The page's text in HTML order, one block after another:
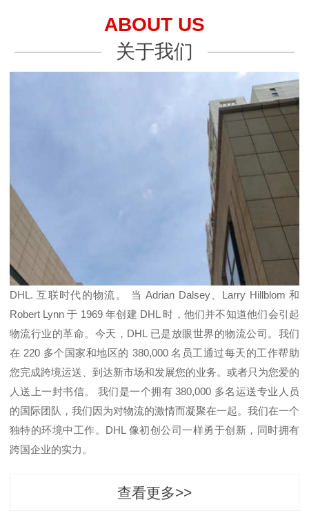
ABOUT US
关于我们
DHL. 互联时代的物流。 当 Adrian Dalsey、Larry Hillblom 和
Robert Lynn 于 1969 年创建 DHL 时，他们并不知道他们会引起
物流行业的革命。今天，DHL 已是放眼世界的物流公司。我们
在 220 多个国家和地区的 380,000 名员工通过每天的工作帮助
您完成跨境运送、到达新市场和发展您的业务。或者只为您爱的
人送上一封书信。 我们是一个拥有 380,000 多名运送专业人员
的国际团队，我们因为对物流的激情而凝聚在一起。我们在一个
独特的环境中工作。DHL 像初创公司一样勇于创新，同时拥有
跨国企业的实力。
查看更多>>